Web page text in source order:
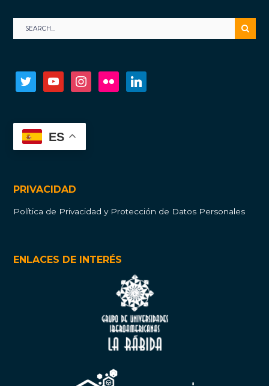
twitter youtube instagramflickr
ES
PRIVACIDAD
Política de Privacidad y Protección de Datos Personales
ENLACES DE INTERÉS